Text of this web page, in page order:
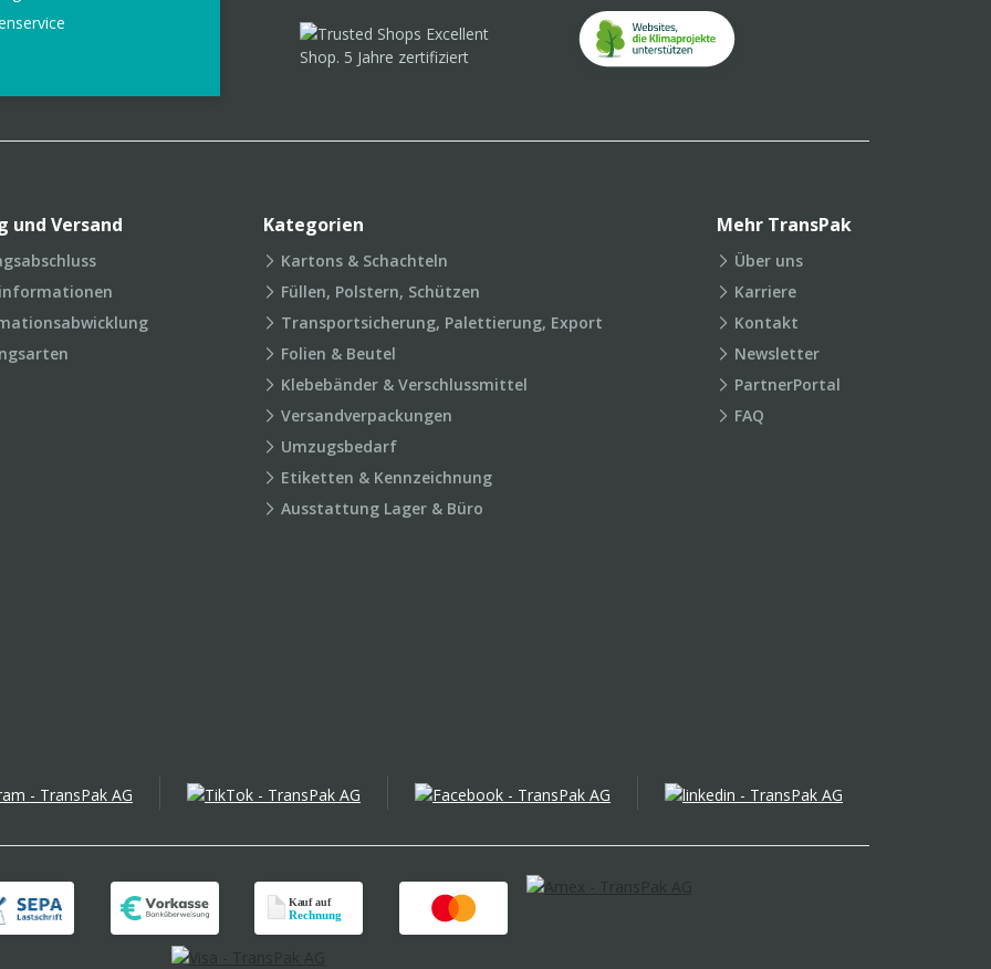
und Versand Kategorien
Kartons & Schachteln
Füllen, Polstern, Schützen
Transportsicherung, Palettierung, Export
Folien & Beutel
Klebebänder & Verschlussmittel
Versandverpackungen
Umzugsbedarf
Etiketten & Kennzeichnung
Ausstattung Lager & Büro
Mehr TransPak
Über uns
Karriere
Kontakt
Newsletter
PartnerPortal
FAQ